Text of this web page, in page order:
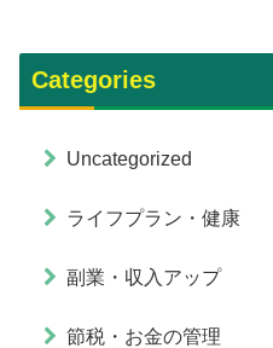
Categories
Uncategorized
ライフプラン・健康
副業・収入アップ
節税・お金の管理